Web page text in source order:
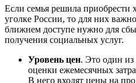
Если семья решила приобрести
уголке России, то для них
ближнем доступе нужно для
получения социальных услуг.
Уровень цен. Это один
оценки ежемесячных
В него входят цены на